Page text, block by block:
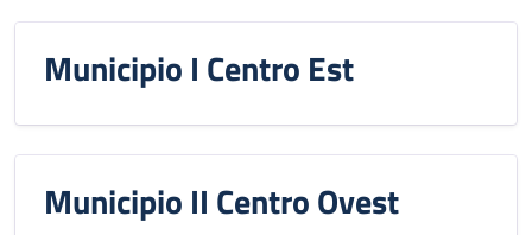
Municipio I Centro Est
Municipio II Centro Ovest